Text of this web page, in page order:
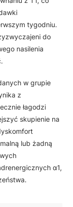
tygodniu.
do
nasilenia
w grupie
z
łagodzi
skupienie na
lub żadną
α1,